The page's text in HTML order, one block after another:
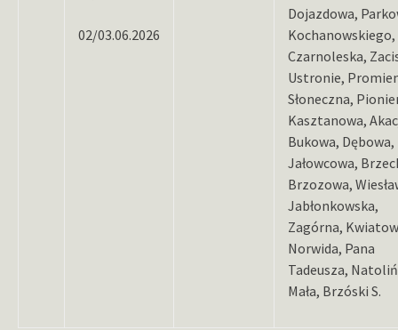
02/03.06.2026
Dojazdowa,
Kochanowskiego,
Czarnoleska,
Ustronie,
Słoneczna,
Kasztanowa,
Bukowa, Dębowa,
Jałowcowa,
Brzozowa,
Jabłonkowska,
Zagórna,
Norwida, Pana
Tadeusza,
Mała, Brzóski S.